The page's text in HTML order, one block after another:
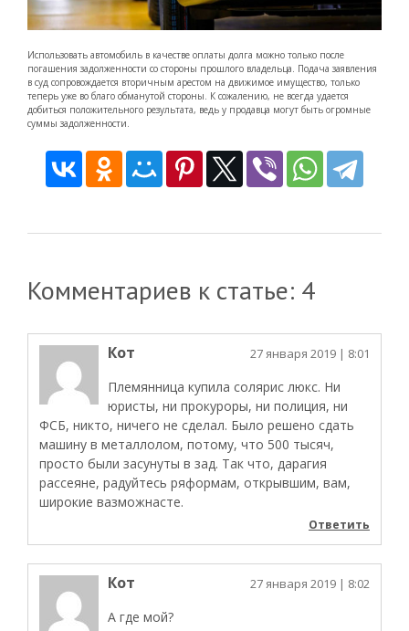
Использовать автомобиль в качестве оплаты долга можно только после
погашения задолженности со стороны прошлого владельца. Подача заявления
в суд сопровождается вторичным арестом на движимое имущество, только
теперь уже во благо обманутой стороны. К сожалению, не всегда удается
добиться положительного результата, ведь у продавца могут быть огромные
суммы задолженности.
Комментариев к статье: 4
Кот 27 января 2019 | 8:01
Племянница купила солярис люкс. Ни
юристы, ни прокуроры, ни полиция, ни
ФСБ, никто, ничего не сделал. Было решено сдать
машину в металлолом, потому, что 500 тысяч,
просто были засунуты в зад. Так что, дарагия
рассеяне, радуйтесь ряформам, открывшим, вам,
широкие вазможнасте.
Ответить
Кот 27 января 2019 | 8:02
А где мой?